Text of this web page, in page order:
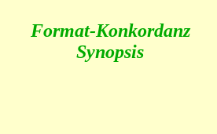
Format-Konkordanz
Synopsis